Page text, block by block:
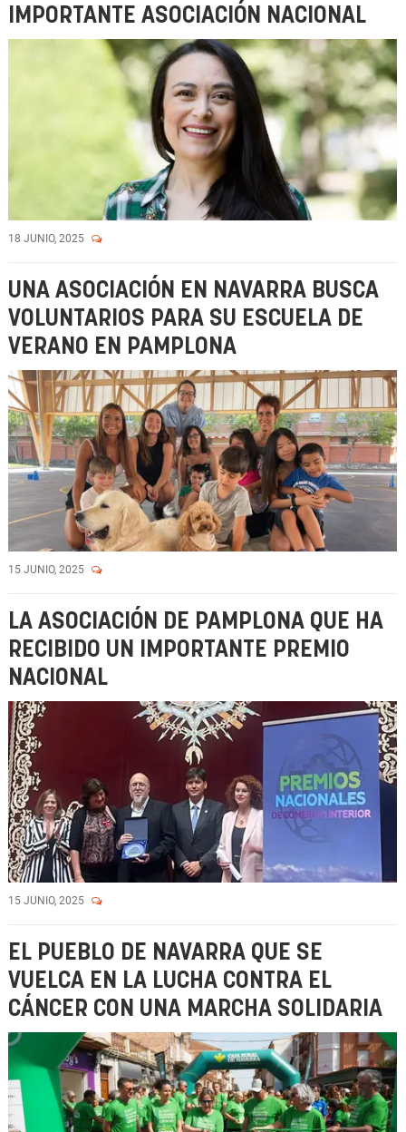
IMPORTANTE ASOCIACIÓN NACIONAL
18 JUNIO, 2025
UNA ASOCIACIÓN EN NAVARRA BUSCA
VOLUNTARIOS PARA SU ESCUELA DE
VERANO EN PAMPLONA
15 JUNIO, 2025
LA ASOCIACIÓN DE PAMPLONA QUE HA
RECIBIDO UN IMPORTANTE PREMIO
NACIONAL
15 JUNIO, 2025
EL PUEBLO DE NAVARRA QUE SE
VUELCA EN LA LUCHA CONTRA EL
CÁNCER CON UNA MARCHA SOLIDARIA